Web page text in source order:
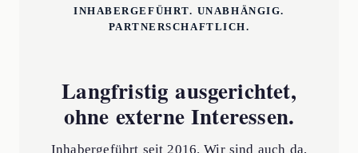
INHABERGEFÜHRT. UNABHÄNGIG.
PARTNERSCHAFTLICH.
Langfristig ausgerichtet,
ohne externe Interessen.
Inhabergeführt seit 2016. Wir sind auch da,